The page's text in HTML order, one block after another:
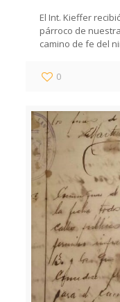
El Int. Kieffer
párroco de
camino de fe del
0